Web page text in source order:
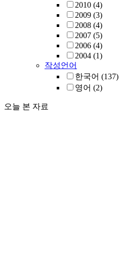
2010 (4)
2009 (3)
2008 (4)
2007 (5)
2006 (4)
2004 (1)
작성언어
한국어 (137)
영어 (2)
오늘 본 자료